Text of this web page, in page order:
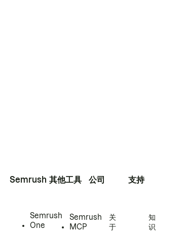
Semrush
Semrush
One
其他工具
Semrush
MCP
公司
关
于
支持
知
识